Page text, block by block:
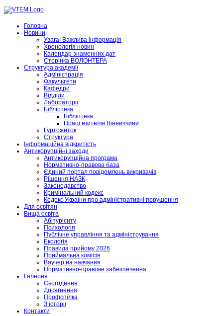
Головна
Новини
Увага! Важлива інформація
Хронологія новин
Календар знаменних дат
Сторінка ВОЛОНТЕРА
Структура академії
Адміністрація
Факультети
Кафедри
Відділи
Лабораторії
Бібліотека
Бібліотека
Праці вчителів Вінниччини
Гуртожиток
Структура
Інформаційна відкритість
Антикорупційні заходи
Антикорупційна програма
Нормативно-правова база
Єдиний портал повідомлень викривачів
Рішення НАЗК
Законодавство
Кримінальний кодекс
Кодекс України про адміністративні порушення
Для освітян
Вища освіта
Абітурієнту
Психологія
Публічне управління та адміністрування
Екологія
Правила прийому 2026
Приймальна комісія
Ваучер на навчання
Нормативно-правове забезпечення
Галерея
Сьогодення
Досягнення
Профспілка
З історії
Контакти